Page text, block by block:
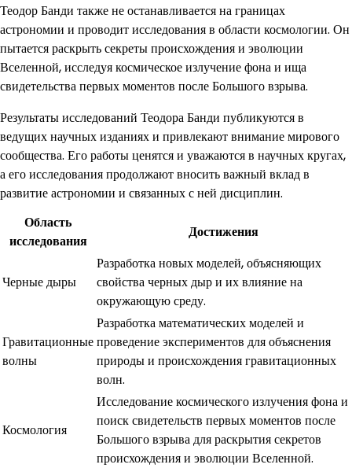
Теодор Банди также не останавливается на границах
астрономии и проводит исследования в области космологии. Он
пытается раскрыть секреты происхождения и эволюции
Вселенной, исследуя космическое излучение фона и ища
свидетельства первых моментов после Большого взрыва.
Результаты исследований Теодора Банди публикуются в
ведущих научных изданиях и привлекают внимание мирового
сообщества. Его работы ценятся и уважаются в научных кругах,
а его исследования продолжают вносить важный вклад в
развитие астрономии и связанных с ней дисциплин.
Область
исследования
Достижения
Черные дыры
Разработка новых моделей, объясняющих
свойства черных дыр и их влияние на
окружающую среду.
Гравитационные
волны
Разработка математических моделей и
проведение экспериментов для объяснения
природы и происхождения гравитационных
волн.
Космология
Исследование космического излучения фона и
поиск свидетельств первых моментов после
Большого взрыва для раскрытия секретов
происхождения и эволюции Вселенной.